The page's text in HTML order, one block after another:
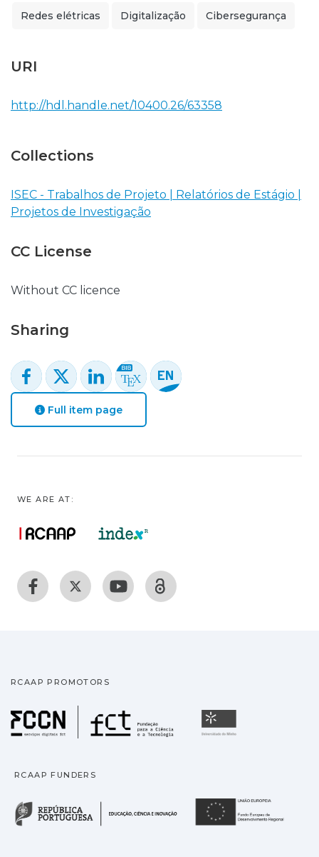
Redes elétricas Digitalização Cibersegurança
URI
http://hdl.handle.net/10400.26/63358
Collections
ISEC - Trabalhos de Projeto | Relatórios de Estágio |
Projetos de Investigação
CC License
Without CC licence
Sharing
Full item page
WE ARE AT:
RCAAP PROMOTORS
Fundação para a
RCAAP FUNDERS
República Portuguesa